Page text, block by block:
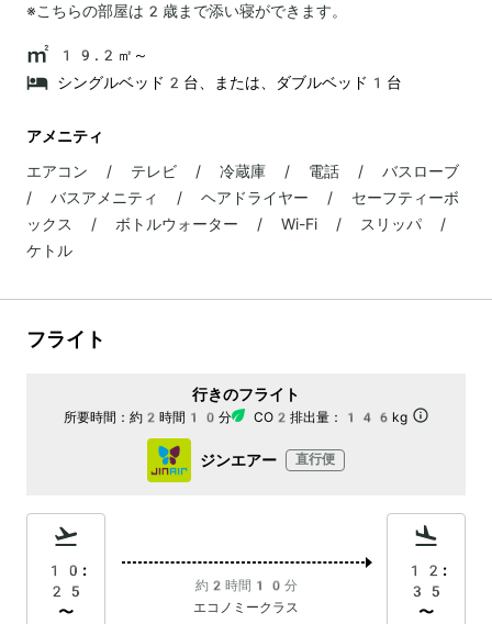
※こちらの部屋は2歳まで添い寝ができます。
19.2㎡～
シングルベッド2台、または、ダブルベッド1台
アメニティ
エアコン / テレビ / 冷蔵庫 / 電話 / バスローブ
/ バスアメニティ / ヘアドライヤー / セーフティーボ
ックス / ボトルウォーター / Wi-Fi / スリッパ /
ケトル
フライト
行きのフライト
所要時間： 約2時間10分 CO2排出量： 146kg
ジンエアー 直行便
10:
25
〜
約2時間10分
エコノミークラス
12:
35
〜